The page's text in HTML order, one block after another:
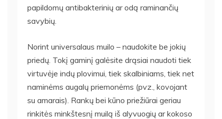
papildomų antibakterinių ar odą raminančių
savybių.
Norint universalaus muilo – naudokite be jokių
priedų. Tokį gaminį galėsite drąsiai naudoti tiek
virtuvėje indų plovimui, tiek skalbiniams, tiek net
naminėms augalų priemonėms (pvz., kovojant
su amarais). Rankų bei kūno priežiūrai geriau
rinkitės minkštesnį muilą iš alyvuogių ar kokoso